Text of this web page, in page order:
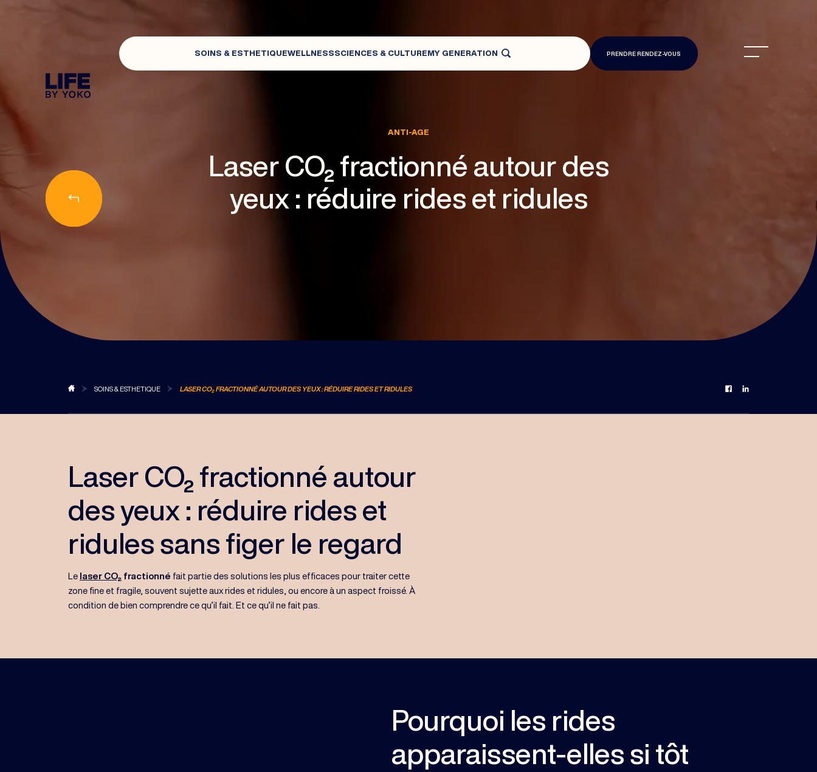
SOINS & ESTHETIQUEWELLNESSSCIENCES & CULTURE MY GENERATION PRENDRE RENDEZ-VOUS
ANTI-AGE
Laser CO₂ fractionné autour des
yeux : réduire rides et ridules
BLOG SOINS & ESTHETIQUE LASER CO₂ FRACTIONNÉ AUTOUR DES YEUX : RÉDUIRE RIDES ET RIDULES Partage Facebook
Partage Linkedin
Laser CO₂ fractionné autour
des yeux : réduire rides et
ridules sans figer le regard
Le laser CO₂ fractionné fait partie des solutions les plus efficaces pour traiter cette
zone fine et fragile, souvent sujette aux rides et ridules, ou encore à un aspect froissé. À
condition de bien comprendre ce qu’il fait. Et ce qu’il ne fait pas.
Pourquoi les rides
apparaissent-elles si tôt